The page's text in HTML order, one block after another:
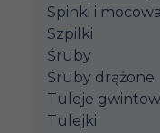
Spinki i
Szpilki
Śruby
Śruby drążone
Tuleje
Tulejki